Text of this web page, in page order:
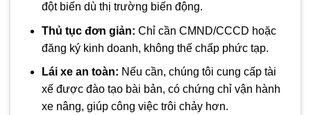
đột biến dù thị trường biến động.
Thủ tục đơn giản: Chỉ cần CMND/CCCD hoặc
đăng ký kinh doanh, không thế chấp phức tạp.
Lái xe an toàn: Nếu cần, chúng tôi cung cấp tài
xế được đào tạo bài bản, có chứng chỉ vận hành
xe nâng, giúp công việc trôi chảy hơn.